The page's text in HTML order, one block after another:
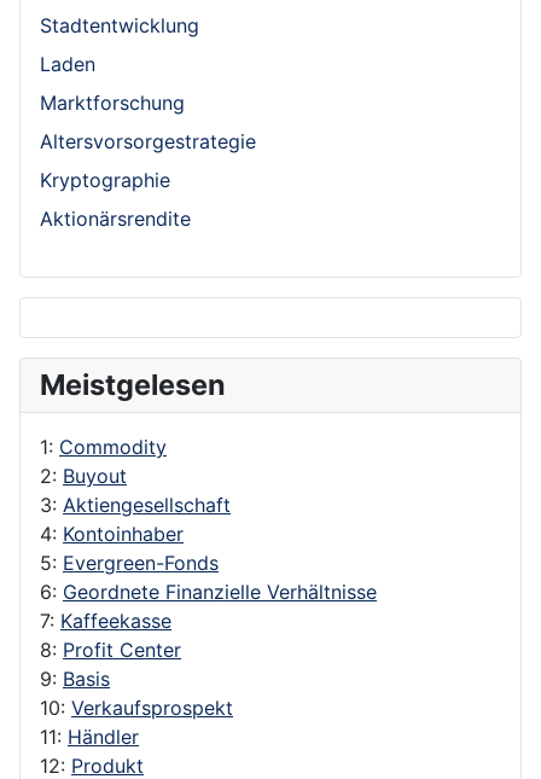
Stadtentwicklung
Laden
Marktforschung
Altersvorsorgestrategie
Kryptographie
Aktionärsrendite
Meistgelesen
1: Commodity
2: Buyout
3: Aktiengesellschaft
4: Kontoinhaber
5: Evergreen-Fonds
6: Geordnete Finanzielle Verhältnisse
7: Kaffeekasse
8: Profit Center
9: Basis
10: Verkaufsprospekt
11: Händler
12: Produkt